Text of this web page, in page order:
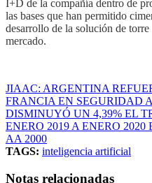
I+D de la compañía dentro de
las bases que han permitido
desarrollo de la solución de
mercado.
JIAAC: ARGENTINA
FRANCIA EN SEGURIDAD
DISMINUYÓ UN 4,39% EL
ENERO 2019 A ENERO 2020
AA 2000
TAGS: inteligencia artificial
Notas relacionadas